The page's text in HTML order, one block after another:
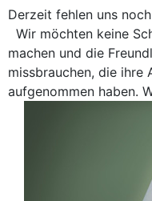
Derzeit fehlen uns
Wir möchten keine
machen und die
missbrauchen, die ihre
aufgenommen haben.